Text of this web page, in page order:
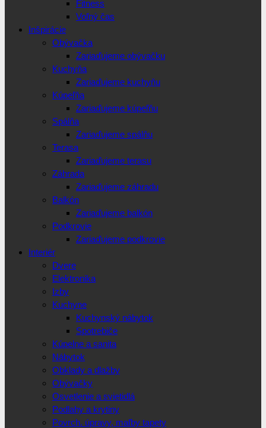
Fitness
Voľný čas
Inšpirácie
Obývačka
Zariaďujeme obývačku
Kuchyňa
Zariaďujeme kuchyňu
Kúpeľňa
Zariaďujeme kúpeľňu
Spálňa
Zariaďujeme spálňu
Terasa
Zariaďujeme terasu
Záhrada
Zariaďujeme záhradu
Balkón
Zariaďujeme balkón
Podkrovie
Zariaďujeme podkrovie
Interiér
Dvere
Elektronika
Izby
Kuchyne
Kuchynský nábytok
Spotrebiče
Kúpelne a sanita
Nábytok
Obklady a dlažby
Obývačky
Osvetlenie a svietidlá
Podlahy a krytiny
Povrch. úpravy, maľby tapety